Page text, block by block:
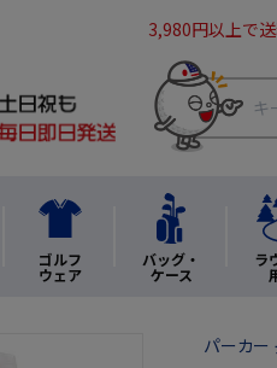
3,980円以上で
ゴルフ
ウェア
バッグ・
ケース
ラ
パーカー